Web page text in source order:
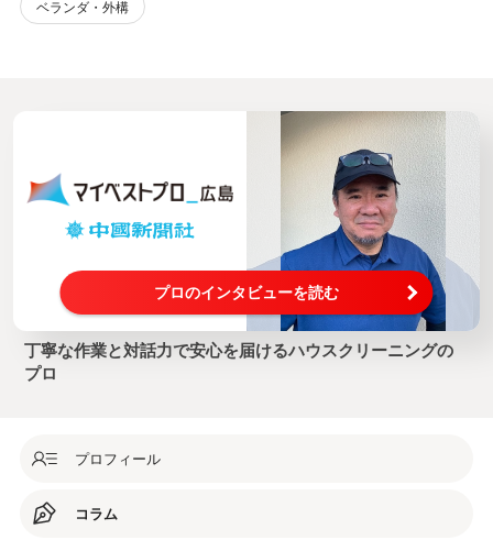
ベランダ・外構
プロのインタビューを読む
丁寧な作業と対話力で安心を届けるハウスクリーニングの
プロ
プロフィール
コラム